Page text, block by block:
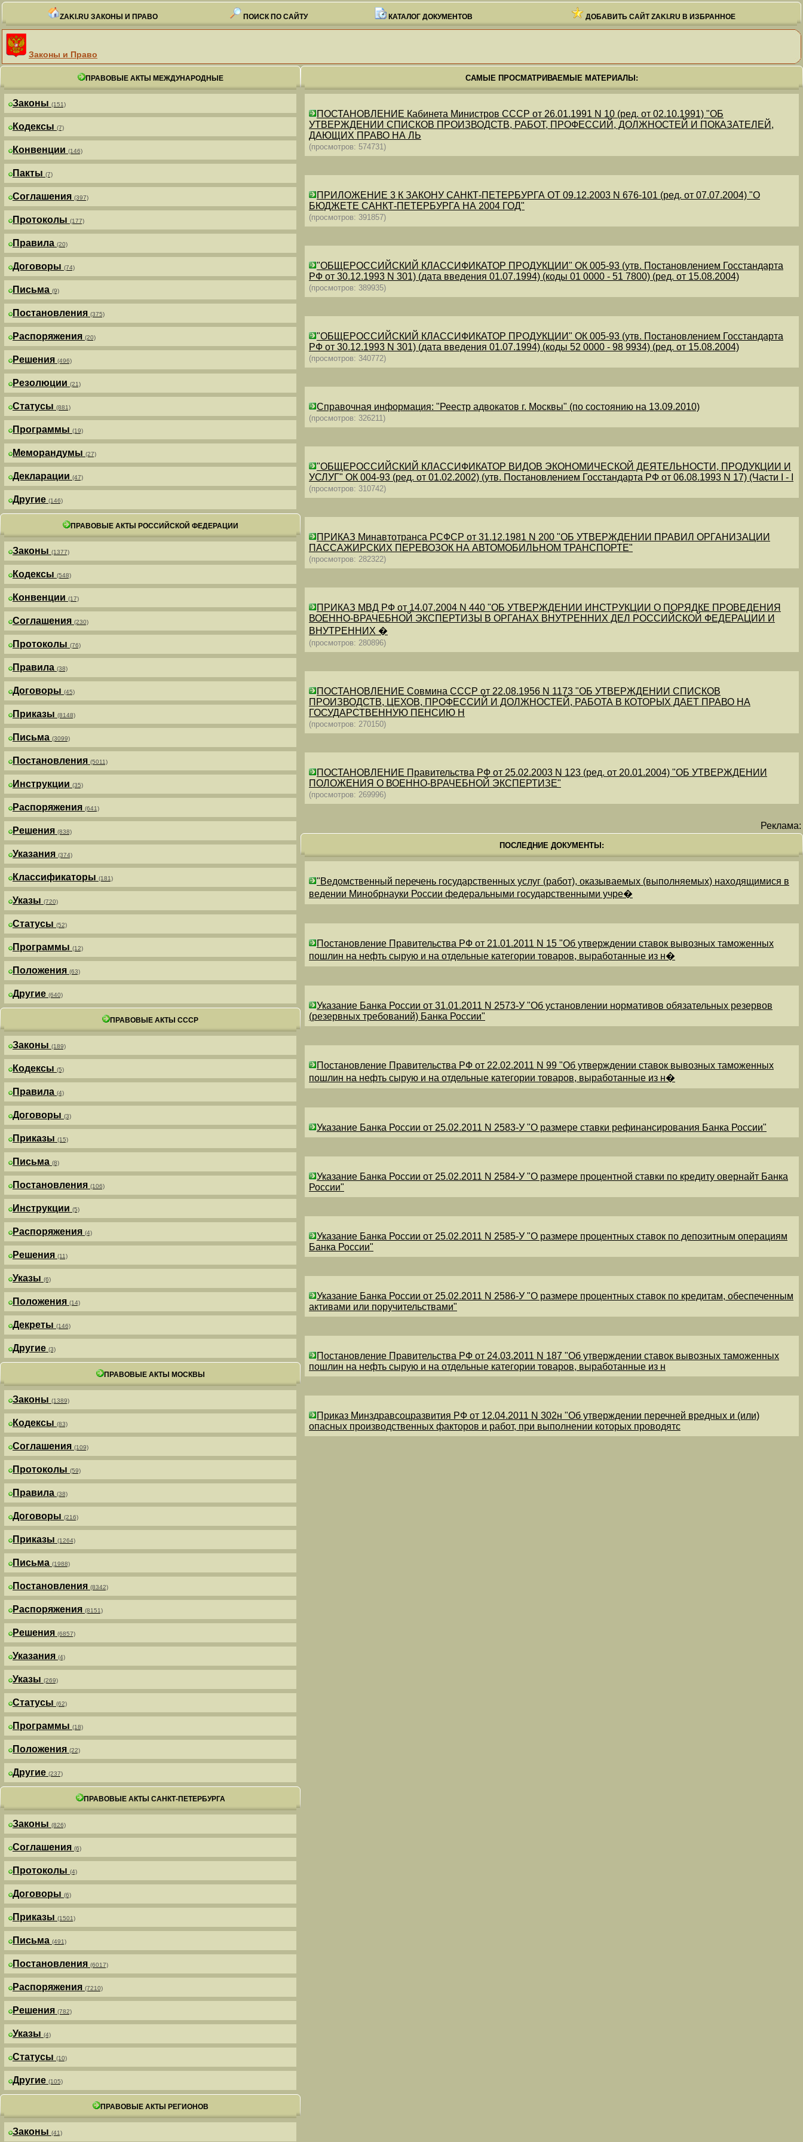
ZAKI.RU ЗАКОНЫ И ПРАВО ПОИСК ПО САЙТУ КАТАЛОГ ДОКУМЕНТОВ ДОБАВИТЬ САЙТ ZAKI.RU В ИЗБРАННОЕ
Законы и Право
ПРАВОВЫЕ АКТЫ МЕЖДУНАРОДНЫЕ
Законы (151)
Кодексы (7)
Конвенции (146)
Пакты (7)
Соглашения (397)
Протоколы (177)
Правила (20)
Договоры (74)
Письма (9)
Постановления (375)
Распоряжения (20)
Решения (496)
Резолюции (21)
Статусы (881)
Программы (19)
Меморандумы (27)
Декларации (47)
Другие (146)
ПРАВОВЫЕ АКТЫ РОССИЙСКОЙ ФЕДЕРАЦИИ
Законы (1377)
Кодексы (548)
Конвенции (17)
Соглашения (230)
Протоколы (76)
Правила (38)
Договоры (45)
Приказы (8148)
Письма (3099)
Постановления (5011)
Инструкции (35)
Распоряжения (641)
Решения (838)
Указания (374)
Классификаторы (181)
Указы (720)
Статусы (52)
Программы (12)
Положения (63)
Другие (640)
ПРАВОВЫЕ АКТЫ СССР
Законы (189)
Кодексы (5)
Правила (4)
Договоры (3)
Приказы (15)
Письма (8)
Постановления (106)
Инструкции (5)
Распоряжения (4)
Решения (11)
Указы (6)
Положения (14)
Декреты (146)
Другие (3)
ПРАВОВЫЕ АКТЫ МОСКВЫ
Законы (1389)
Кодексы (83)
Соглашения (109)
Протоколы (59)
Правила (38)
Договоры (216)
Приказы (1264)
Письма (1988)
Постановления (8342)
Распоряжения (8151)
Решения (6857)
Указания (4)
Указы (269)
Статусы (62)
Программы (18)
Положения (22)
Другие (237)
ПРАВОВЫЕ АКТЫ САНКТ-ПЕТЕРБУРГА
Законы (826)
Соглашения (6)
Протоколы (4)
Договоры (6)
Приказы (1501)
Письма (491)
Постановления (6017)
Распоряжения (7210)
Решения (782)
Указы (4)
Статусы (10)
Другие (105)
ПРАВОВЫЕ АКТЫ РЕГИОНОВ
Законы (41)
САМЫЕ ПРОСМАТРИВАЕМЫЕ МАТЕРИАЛЫ:
ПОСТАНОВЛЕНИЕ Кабинета Министров СССР от 26.01.1991 N 10 (ред. от 02.10.1991) "ОБ
УТВЕРЖДЕНИИ СПИСКОВ ПРОИЗВОДСТВ, РАБОТ, ПРОФЕССИЙ, ДОЛЖНОСТЕЙ И ПОКАЗАТЕЛЕЙ,
ДАЮЩИХ ПРАВО НА ЛЬ
(просмотров: 574731)
ПРИЛОЖЕНИЕ 3 К ЗАКОНУ САНКТ-ПЕТЕРБУРГА ОТ 09.12.2003 N 676-101 (ред. от 07.07.2004) "О
БЮДЖЕТЕ САНКТ-ПЕТЕРБУРГА НА 2004 ГОД"
(просмотров: 391857)
"ОБЩЕРОССИЙСКИЙ КЛАССИФИКАТОР ПРОДУКЦИИ" ОК 005-93 (утв. Постановлением Госстандарта
РФ от 30.12.1993 N 301) (дата введения 01.07.1994) (коды 01 0000 - 51 7800) (ред. от 15.08.2004)
(просмотров: 389935)
"ОБЩЕРОССИЙСКИЙ КЛАССИФИКАТОР ПРОДУКЦИИ" ОК 005-93 (утв. Постановлением Госстандарта
РФ от 30.12.1993 N 301) (дата введения 01.07.1994) (коды 52 0000 - 98 9934) (ред. от 15.08.2004)
(просмотров: 340772)
Справочная информация: "Реестр адвокатов г. Москвы" (по состоянию на 13.09.2010)
(просмотров: 326211)
"ОБЩЕРОССИЙСКИЙ КЛАССИФИКАТОР ВИДОВ ЭКОНОМИЧЕСКОЙ ДЕЯТЕЛЬНОСТИ, ПРОДУКЦИИ И
УСЛУГ" ОК 004-93 (ред. от 01.02.2002) (утв. Постановлением Госстандарта РФ от 06.08.1993 N 17) (Части I - I
(просмотров: 310742)
ПРИКАЗ Минавтотранса РСФСР от 31.12.1981 N 200 "ОБ УТВЕРЖДЕНИИ ПРАВИЛ ОРГАНИЗАЦИИ
ПАССАЖИРСКИХ ПЕРЕВОЗОК НА АВТОМОБИЛЬНОМ ТРАНСПОРТЕ"
(просмотров: 282322)
ПРИКАЗ МВД РФ от 14.07.2004 N 440 "ОБ УТВЕРЖДЕНИИ ИНСТРУКЦИИ О ПОРЯДКЕ ПРОВЕДЕНИЯ
ВОЕННО-ВРАЧЕБНОЙ ЭКСПЕРТИЗЫ В ОРГАНАХ ВНУТРЕННИХ ДЕЛ РОССИЙСКОЙ ФЕДЕРАЦИИ И
ВНУТРЕННИХ �
(просмотров: 280896)
ПОСТАНОВЛЕНИЕ Совмина СССР от 22.08.1956 N 1173 "ОБ УТВЕРЖДЕНИИ СПИСКОВ
ПРОИЗВОДСТВ, ЦЕХОВ, ПРОФЕССИЙ И ДОЛЖНОСТЕЙ, РАБОТА В КОТОРЫХ ДАЕТ ПРАВО НА
ГОСУДАРСТВЕННУЮ ПЕНСИЮ Н
(просмотров: 270150)
ПОСТАНОВЛЕНИЕ Правительства РФ от 25.02.2003 N 123 (ред. от 20.01.2004) "ОБ УТВЕРЖДЕНИИ
ПОЛОЖЕНИЯ О ВОЕННО-ВРАЧЕБНОЙ ЭКСПЕРТИЗЕ"
(просмотров: 269996)
Реклама:
ПОСЛЕДНИЕ ДОКУМЕНТЫ:
"Ведомственный перечень государственных услуг (работ), оказываемых (выполняемых) находящимися в
ведении Минобрнауки России федеральными государственными учре�
Постановление Правительства РФ от 21.01.2011 N 15 "Об утверждении ставок вывозных таможенных
пошлин на нефть сырую и на отдельные категории товаров, выработанные из н�
Указание Банка России от 31.01.2011 N 2573-У "Об установлении нормативов обязательных резервов
(резервных требований) Банка России"
Постановление Правительства РФ от 22.02.2011 N 99 "Об утверждении ставок вывозных таможенных
пошлин на нефть сырую и на отдельные категории товаров, выработанные из н�
Указание Банка России от 25.02.2011 N 2583-У "О размере ставки рефинансирования Банка России"
Указание Банка России от 25.02.2011 N 2584-У "О размере процентной ставки по кредиту овернайт Банка
России"
Указание Банка России от 25.02.2011 N 2585-У "О размере процентных ставок по депозитным операциям
Банка России"
Указание Банка России от 25.02.2011 N 2586-У "О размере процентных ставок по кредитам, обеспеченным
активами или поручительствами"
Постановление Правительства РФ от 24.03.2011 N 187 "Об утверждении ставок вывозных таможенных
пошлин на нефть сырую и на отдельные категории товаров, выработанные из н
Приказ Минздравсоцразвития РФ от 12.04.2011 N 302н "Об утверждении перечней вредных и (или)
опасных производственных факторов и работ, при выполнении которых проводятс